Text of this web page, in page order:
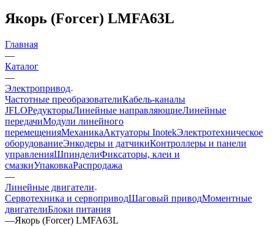
Якорь (Forcer) LMFA63L
Главная
—
Каталог
—
Электропривод
Частотные преобразователиКабель-каналы
JFLOРедукторыЛинейные направляющиеЛинейные
передачиМодули линейного
перемещенияМеханикаАктуаторы InotekЭлектротехническое
оборудованиеЭнкодеры и датчикиКонтроллеры и панели
управленияШпинделиФиксаторы, клеи и
смазкиУпаковкаРаспродажа
—
Линейные двигатели
Сервотехника и сервоприводШаговый приводМоментные
двигателиБлоки питания
—Якорь (Forcer) LMFA63L